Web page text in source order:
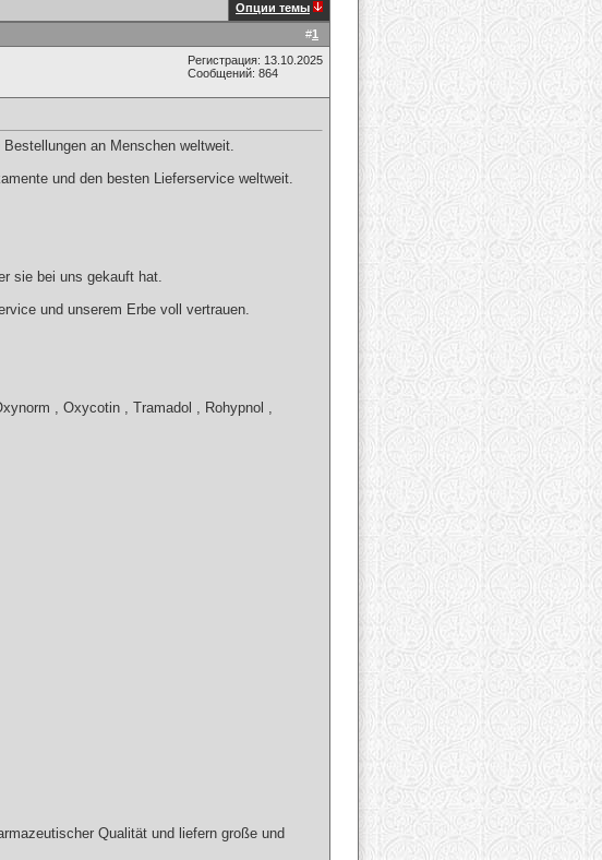
Опции темы
#1
Регистрация: 13.10.2025
Сообщений: 864
an Menschen weltweit.
und den besten Lieferservice weltweit.
sie bei uns gekauft hat.
und unserem Erbe voll vertrauen.
, Oxycotin , Tramadol , Rohypnol ,
Qualität und liefern große und